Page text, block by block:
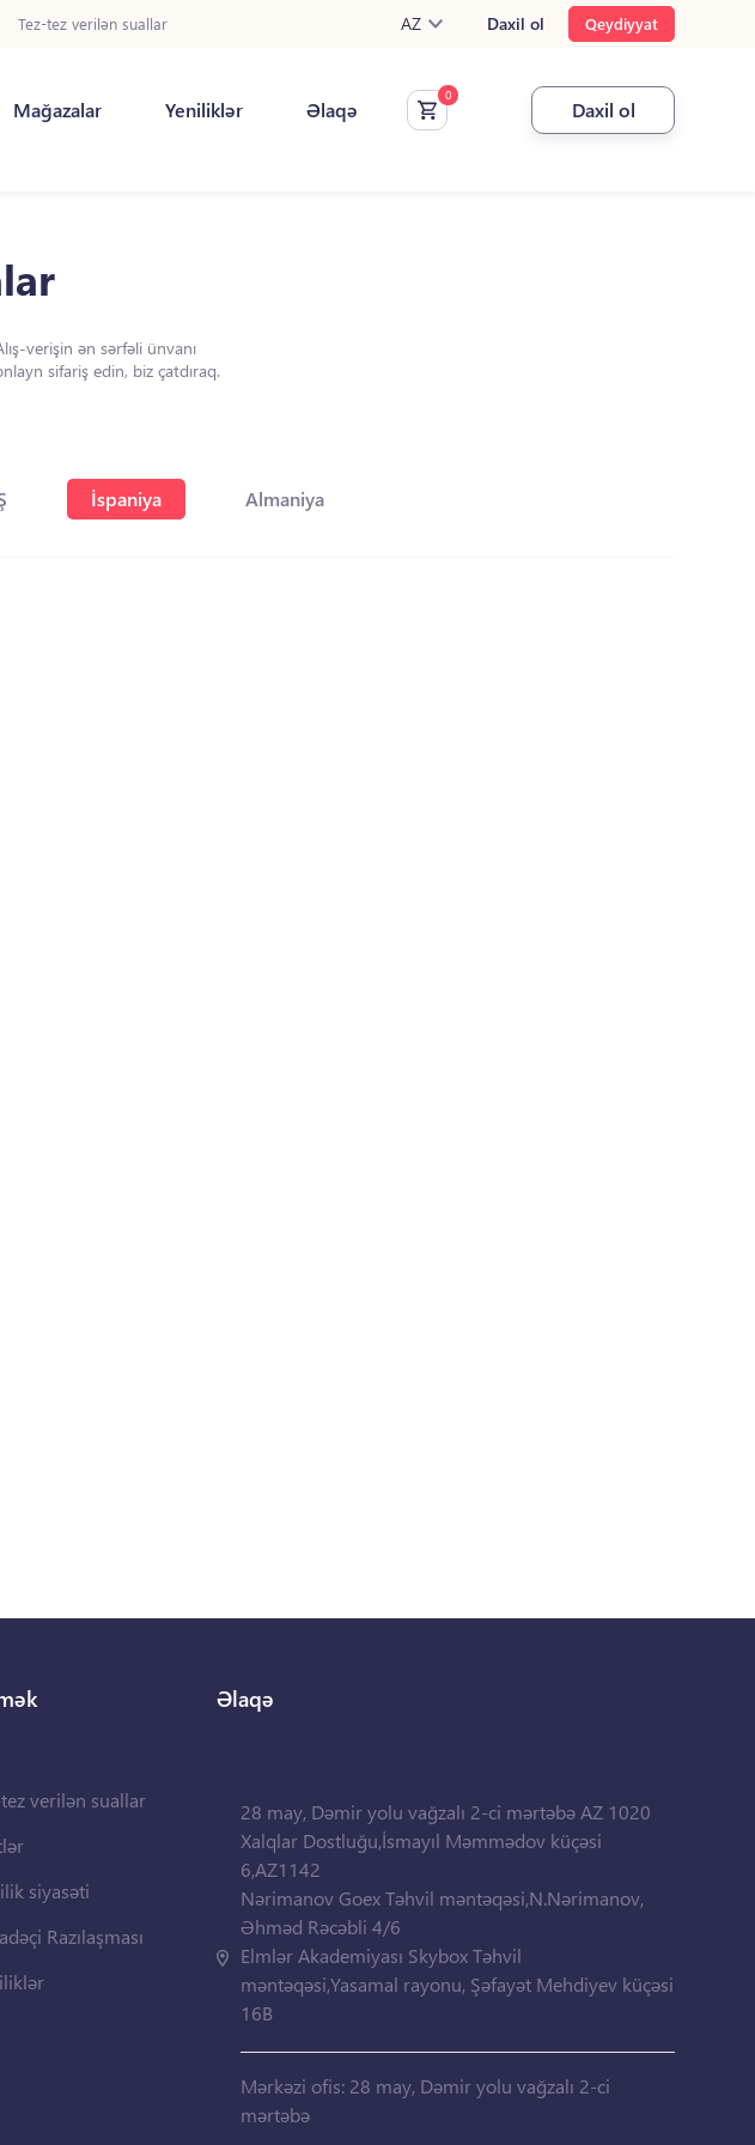
Tez-tez verilən suallar AZ Daxil ol Qeydiyyat
Mağazalar Yeniliklər Əlaqə Daxil ol
verişin ən sərfəli ünvanı
sifariş edin, biz çatdıraq.
İspaniya Almaniya
tez verilən suallar
siyasəti
Razılaşması
Əlaqə
28 may, Dəmir yolu vağzalı 2-ci mərtəbə AZ 1020
Xalqlar Dostluğu,İsmayıl Məmmədov küçəsi
6,AZ1142
Nərimanov Goex Təhvil məntəqəsi,N.Nərimanov,
Əhməd Rəcəbli 4/6
Elmlər Akademiyası Skybox Təhvil
məntəqəsi,Yasamal rayonu, Şəfayət Mehdiyev küçəsi
16B
Mərkəzi ofis: 28 may, Dəmir yolu vağzalı 2-ci
mərtəbə